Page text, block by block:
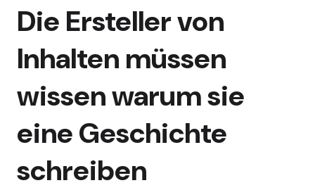
Die Ersteller von
Inhalten müssen
wissenwarumsie
eine Geschichte
schreiben